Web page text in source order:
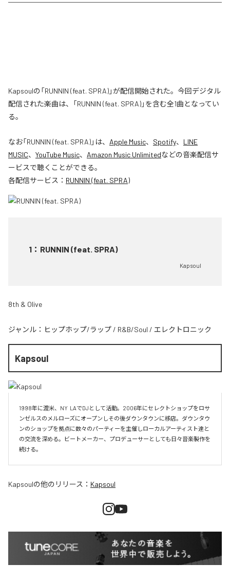
Kapsoulの「RUNNIN (feat. SPRA)」が配信開始された。今回デジタル
配信された楽曲は、「RUNNIN (feat. SPRA)」を含む全1曲となってい
る。
なお「RUNNIN (feat. SPRA)」は、 Apple Music、 Spotify、 LINE
MUSIC、 YouTube Music、 Amazon Music Unlimitedなどの音楽配信サ
ービスで聴くことができる。
各配信サービス： RUNNIN (feat. SPRA)
1 ： RUNNIN (feat. SPRA)
Kapsoul
8th & Olive
ジャンル： ヒップホップ/ラップ / R&B/Soul / エレクトロニック
Kapsoul
1998年に渡米、NY  LAでDJとして活動。2006年にセレクトショップをロサ
ンゼルスのメルローズにオープンしその後ダウンタウンに移店。ダウンタウ
ンのショップを拠点に数々のパーティーを主催しローカルアーティスト達と
の交流を深める。ビートメーカー、プロデューサーとしても日々音楽製作を
続ける。
Kapsoulの他のリリース： Kapsoul